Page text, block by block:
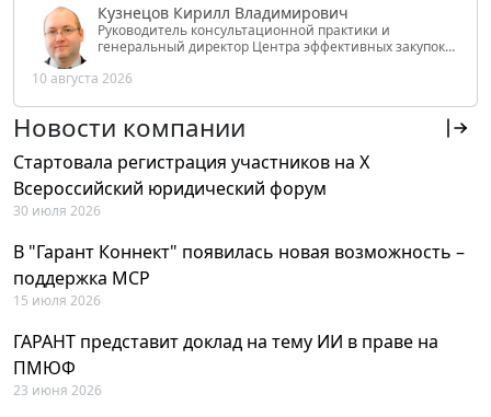
Кузнецов Кирилл Владимирович
Руководитель консультационной практики и
генеральный директор Центра эффективных закупок
РФ
10 августа 2026
Новости компании
Стартовала регистрация участников на X
Всероссийский юридический форум
30 июля 2026
В "Гарант Коннект" появилась новая возможность –
поддержка MCP
15 июля 2026
ГАРАНТ представит доклад на тему ИИ в праве на
ПМЮФ
23 июня 2026